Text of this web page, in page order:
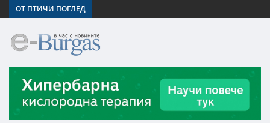
ОТ ПТИЧИ ПОГЛЕД